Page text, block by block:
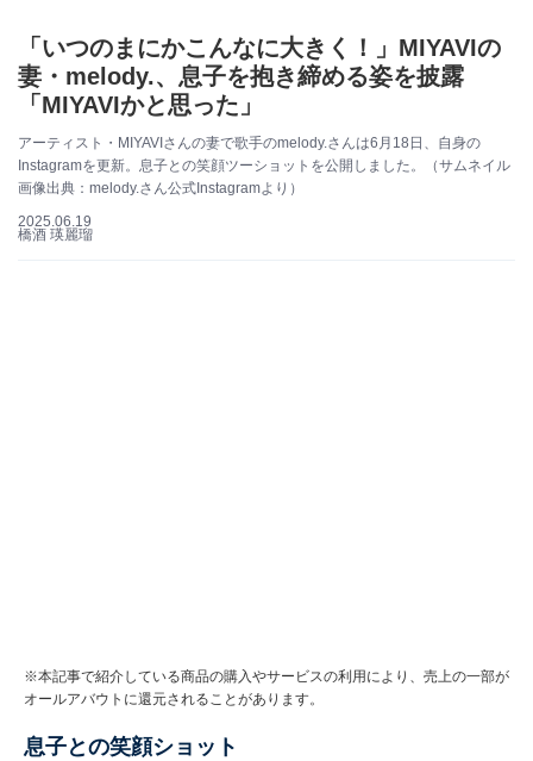
「いつのまにかこんなに大きく！」MIYAVIの
妻・melody.、息子を抱き締める姿を披露
「MIYAVIかと思った」
アーティスト・MIYAVIさんの妻で歌手のmelody.さんは6月18日、自身の
Instagramを更新。息子との笑顔ツーショットを公開しました。（サムネイル
画像出典：melody.さん公式Instagramより）
2025.06.19
橋酒 瑛麗瑠
※本記事で紹介している商品の購入やサービスの利用により、売上の一部が
オールアバウトに還元されることがあります。
息子との笑顔ショット